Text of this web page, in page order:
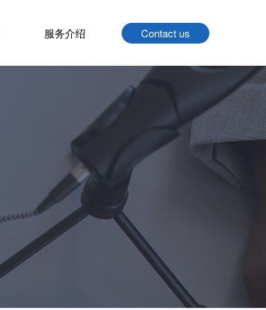
服务介绍 Contact us